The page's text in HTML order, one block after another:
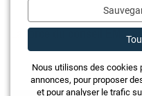
La force du conseil EM –
Nous utilisons des cookies
annonces, pour proposer
et pour analyser le trafic